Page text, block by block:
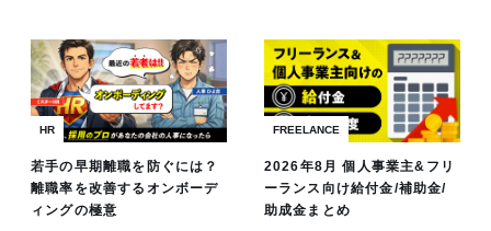
HR
若手の早期離職を防ぐには？
離職率を改善するオンボーデ
ィングの極意
FREELANCE
2026年8月 個人事業主&フリ
ーランス向け給付金/補助金/
助成金まとめ